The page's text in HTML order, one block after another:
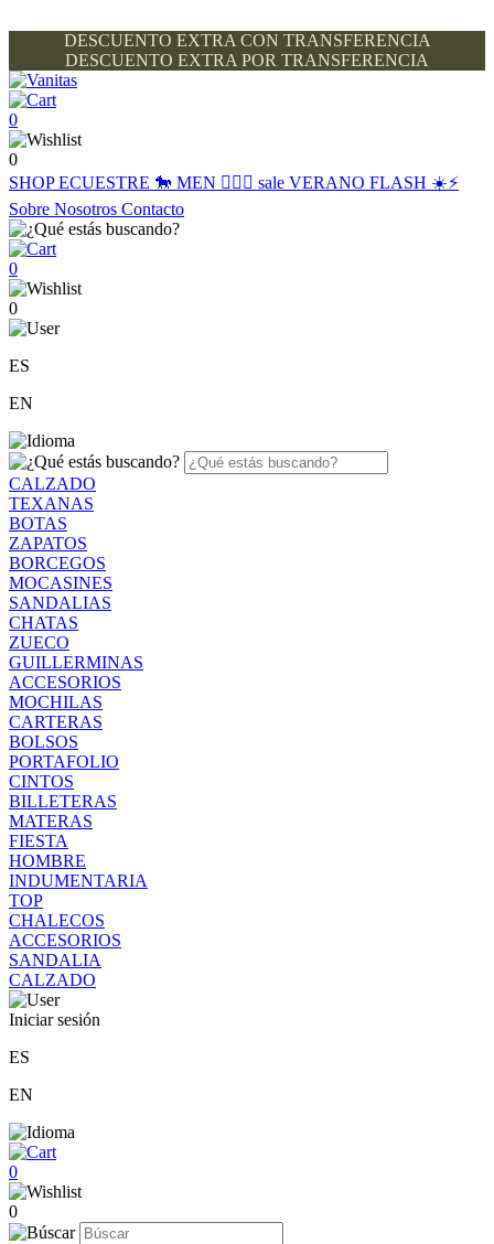
DESCUENTO EXTRA CON TRANSFERENCIA
DESCUENTO EXTRA POR TRANSFERENCIA
0
0
SHOPECUESTRE 🐎 MEN 🙋🏽‍♂️ sale VERANO FLASH ☀️⚡️
Sobre Nosotros Contacto
0
0
ES
EN
CALZADO
TEXANAS
BOTAS
ZAPATOS
BORCEGOS
MOCASINES
SANDALIAS
CHATAS
ZUECO
GUILLERMINAS
ACCESORIOS
MOCHILAS
CARTERAS
BOLSOS
PORTAFOLIO
CINTOS
BILLETERAS
MATERAS
FIESTA
HOMBRE
INDUMENTARIA
TOP
CHALECOS
ACCESORIOS
SANDALIA
CALZADO
Iniciar sesión
ES
EN
0
0